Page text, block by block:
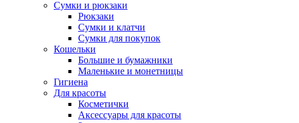
Сумки и рюкзаки
Рюкзаки
Сумки и клатчи
Сумки для покупок
Кошельки
Большие и бумажники
Маленькие и монетницы
Гигиена
Для красоты
Косметички
Аксессуары для красоты